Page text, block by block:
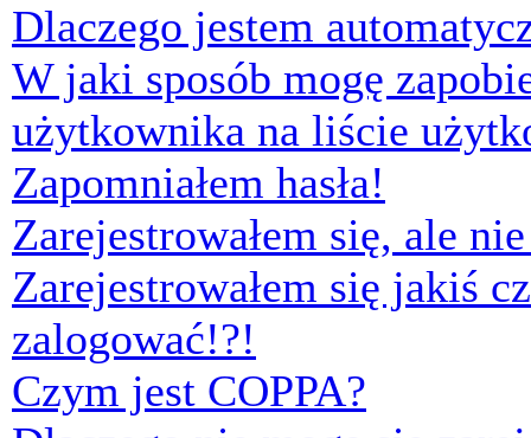
Dlaczego jestem
W jaki sposób mogę
użytkownika na liście
Zapomniałem hasła!
Zarejestrowałem się, ale
Zarejestrowałem się jakiś
zalogować!?!
Czym jest COPPA?